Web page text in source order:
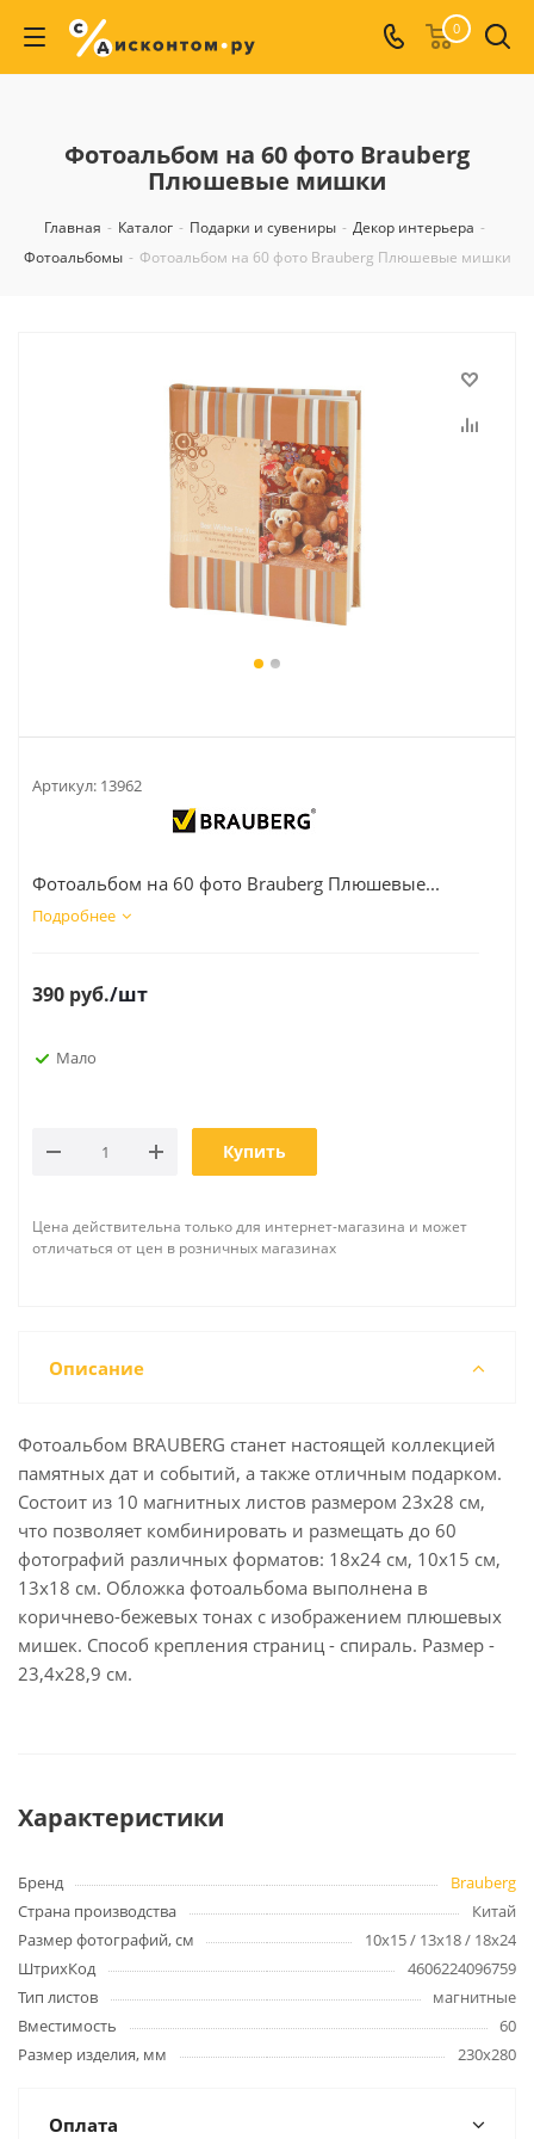
0
Фотоальбом на 60 фото Brauberg
Плюшевые мишки
Главная - Каталог - Подарки и сувениры - Декор интерьера -
Фотоальбомы - Фотоальбом на 60 фото Brauberg Плюшевые мишки
Артикул: 13962
Фотоальбом на 60 фото Brauberg Плюшевые...
Подробнее
390 руб./шт
Мало
Купить
Цена действительна только для интернет-магазина и может
отличаться от цен в розничных магазинах
Описание
Фотоальбом BRAUBERG станет настоящей коллекцией
памятных дат и событий, а также отличным подарком.
Состоит из 10 магнитных листов размером 23х28 см,
что позволяет комбинировать и размещать до 60
фотографий различных форматов: 18х24 см, 10х15 см,
13х18 см. Обложка фотоальбома выполнена в
коричнево-бежевых тонах с изображением плюшевых
мишек. Способ крепления страниц - спираль. Размер -
23,4х28,9 см.
Характеристики
Бренд
Brauberg
Страна производства
Китай
Размер фотографий, см
10х15 / 13х18 / 18х24
ШтрихКод
4606224096759
Тип листов
магнитные
Вместимость
60
Размер изделия, мм
230х280
Оплата